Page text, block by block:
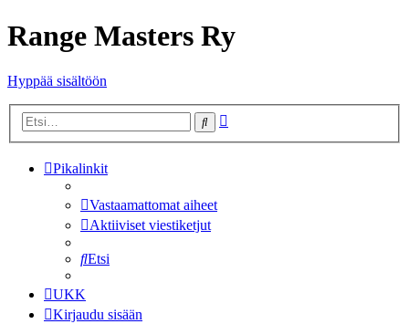
Range Masters Ry
Hyppää sisältöön
Etsi
Pikalinkit
Vastaamattomat aiheet
Aktiiviset viestiketjut
Etsi
UKK
Kirjaudu sisään